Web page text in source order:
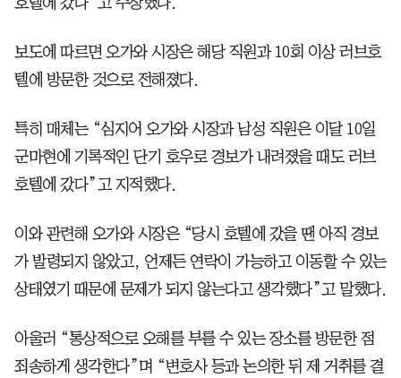
보도에 따르면 오가와 시장은 해당 직원과 10회 이상 러브호
텔에 방문한 것으로 전해졌다.
특히 매체는 “심지어 오가와 시장과 남성 직원은 이달 10일
군마현에 기록적인 단기 호우로 경보가 내려졌을 때도 러브
호텔에 갔다”고 지적했다.
이와 관련해 오가와 시장은 “당시 호텔에 갔을 땐 아직 경보
가 발령되지 않았고, 언제든 연락이 가능하고 이동할 수 있는
상태였기 때문에 문제가 되지 않는다고 생각했다”고 말했다.
아울러 “통상적으로 오해를 부를 수 있는 장소를 방문한 점
죄송하게 생각한다”며 “변호사 등과 논의한 뒤 제 거취를 결